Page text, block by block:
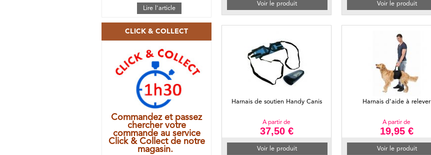
Lire l'article
CLICK & COLLECT
Commandez et passez
chercher votre
commande au service
Click & Collect de notre
magasin.
Voir le produit Voir le produit
Harnais de soutien Handy Canis
A partir de
37,50 €
Voir le produit
Harnais d’aide à relever
A partir de
19,95 €
Voir le produit